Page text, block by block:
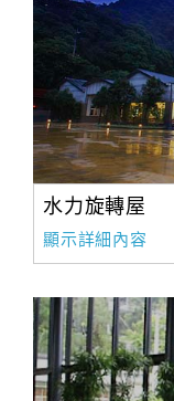
水力旋轉屋
顯示詳細內容